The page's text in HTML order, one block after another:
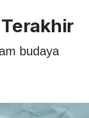
budaya